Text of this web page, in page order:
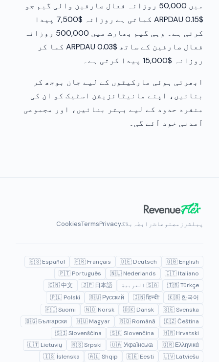
میں 50,000 روزانہ فعال صارفین والی گیم جو
$0.15 ARPDAU کماتی ہے روزانہ $7,500 پیدا
کرتی ہے۔ وہی گیم بھارت میں 500,000 روزانہ
فعال صارفین کے ساتھ $0.03 ARPDAU کما کر
روزانہ $15,000 پیدا کرتی ہے۔
ابھرتی ہوئی مارکیٹوں کے لیے جان بوجھ کر
بنائیں، اپنے مانیٹائزیشن اسٹیک کو ان کی
منفرد حدود کے لیے بہتر بنائیں، اور مجموعی
آمدنی خود آئے گی۔
پبلشرز مصنوعاترابطہ بلاگPrivacy
Terms
Cookies
🇬🇧 English
🇩🇪 Deutsch
🇫🇷 Français
🇪🇸 Español
🇮🇹 Italiano
🇳🇱 Nederlands
🇵🇹 Português
🇹🇷 Türkçe
🇸🇦 العربية 🇯🇵 日本語
🇨🇳 中文
🇰🇷 한국어
🇮🇳 हिन्दी
🇷🇺 Русский
🇵🇱 Polski
🇸🇪 Svenska
🇩🇰 Dansk
🇳🇴 Norsk
🇫🇮 Suomi
🇨🇿 Čeština
🇷🇴 Română
🇭🇺 Magyar
🇧🇬 Български
🇭🇷 Hrvatski
🇸🇰 Slovenčina
🇸🇮 Slovenščina
🇬🇷 Ελληνικά
🇺🇦 Українська
🇷🇸 Srpski
🇱🇹 Lietuvių
🇱🇻 Latviešu
🇪🇪 Eesti
🇦🇱 Shqip
🇮🇸 Íslenska